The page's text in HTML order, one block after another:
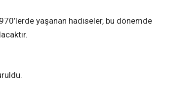
yaşanan hadiseler, bu dönemde